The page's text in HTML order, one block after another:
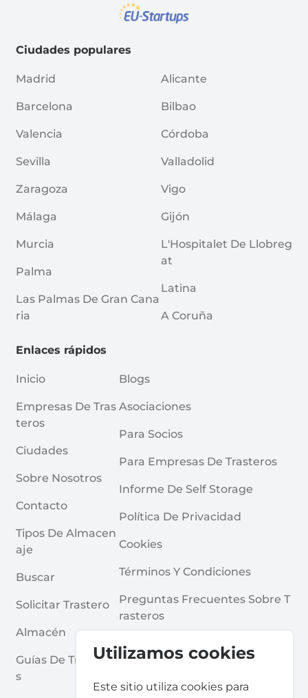
Utilizamos cookies
Este sitio utiliza cookies para
Ciudades populares
Madrid
Barcelona
Valencia
Sevilla
Zaragoza
Málaga
Murcia
Palma
Las Palmas De Gran Cana
Ria
Alicante
Bilbao
Córdoba
Valladolid
Vigo
Gijón
L'Hospitalet De Llobreg
At
Latina
A Coruña
Enlaces rápidos
Inicio
Empresas De Tras
Teros
Ciudades
Sobre Nosotros
Contacto
Tipos De Almacen
Aje
Buscar
Solicitar Trastero
Almacén
Guías De Trastero
S
Blogs
Asociaciones
Para Socios
Para Empresas De Trasteros
Informe De Self Storage
Política De Privacidad
Cookies
Términos Y Condiciones
Preguntas Frecuentes Sobre T
Rasteros